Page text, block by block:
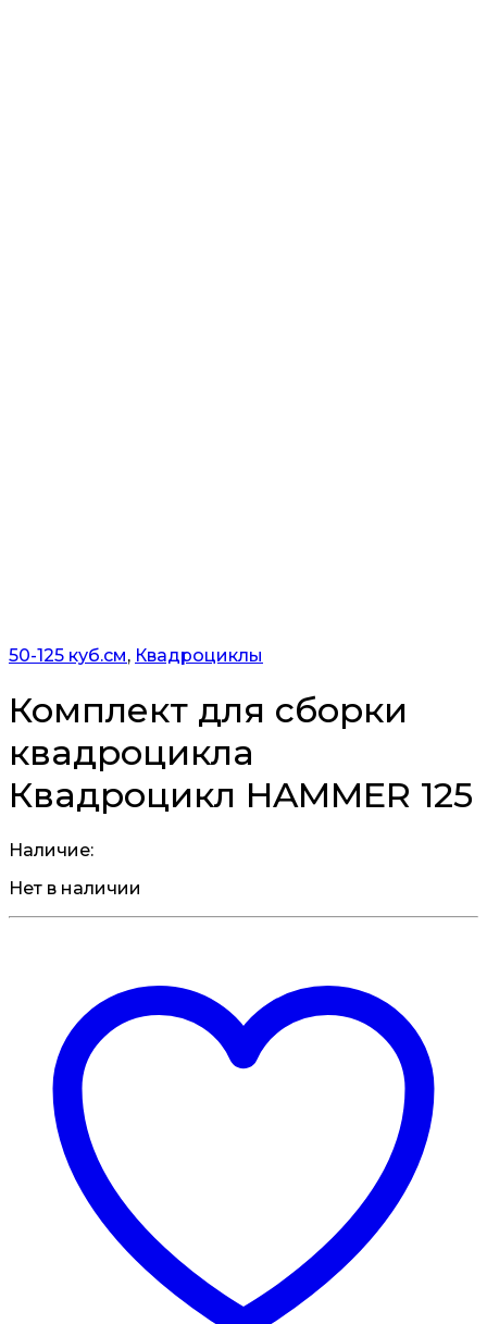
50-125 куб.см, Квадроциклы
Комплект для сборки
квадроцикла
Квадроцикл HAMMER 125
Наличие:
Нет в наличии